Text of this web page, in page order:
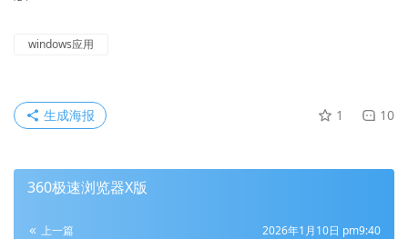
windows应用
1 10
生成海报
360极速浏览器X版
上一篇 2026年1月10日 pm9:40